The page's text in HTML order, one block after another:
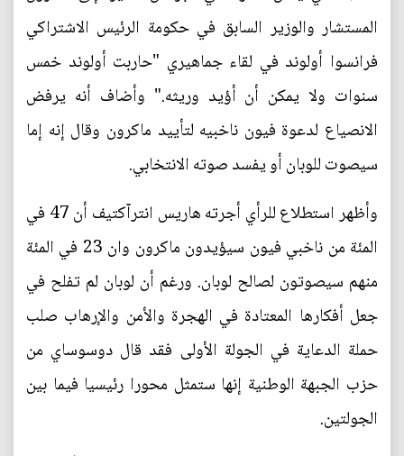
المستشار والوزير السابق في حكومة الرئيس الاشتراكي
فرانسوا أولوند في لقاء جماهيري "حاربت أولوند خمس
سنوات ولا يمكن أن أؤيد وريثه." وأضاف أنه يرفض
الانصياع لدعوة فيون ناخبيه لتأييد ماكرون وقال إنه إما
سيصوت للوبان أو يفسد صوته الانتخابي.
وأظهر استطلاع للرأي أجرته هاريس انترآكتيف أن 47 في
المئة من ناخبي فيون سيؤيدون ماكرون وان 23 في المئة
منهم سيصوتون لصالح لوبان. ورغم أن لوبان لم تفلح في
جعل أفكارها المعتادة في الهجرة والأمن والإرهاب صلب
حملة الدعاية في الجولة الأولى فقد قال دوسوساي من
حزب الجبهة الوطنية إنها ستمثل محورا رئيسيا فيما بين
الجولتين.